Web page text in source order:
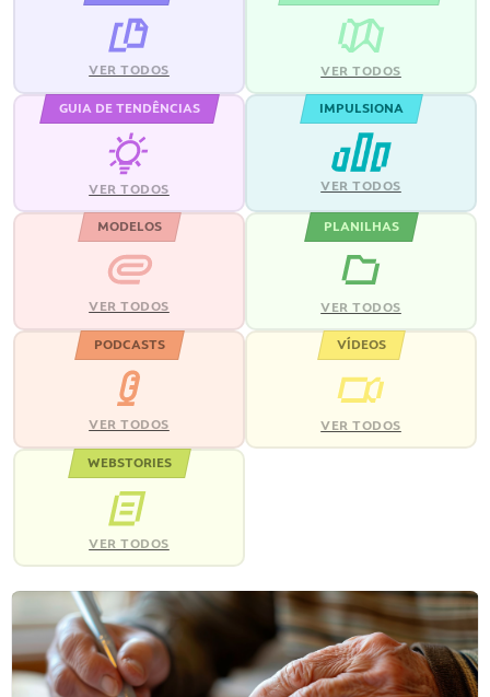
VER TODOS VER TODOS
GUIA DE TENDÊNCIAS
VER TODOS
IMPULSIONA
VER TODOS
MODELOS
VER TODOS
PLANILHAS
VER TODOS
PODCASTS
VER TODOS
VÍDEOS
VER TODOS
WEBSTORIES
VER TODOS